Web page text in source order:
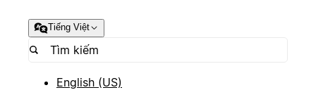
Tiếng Việt
English (US)